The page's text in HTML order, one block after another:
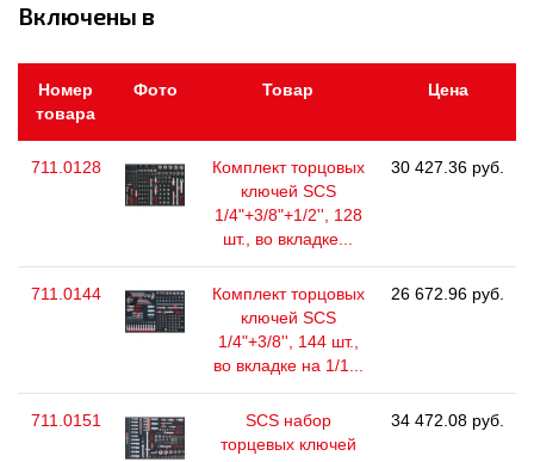
Включены в
Номер
товара
Фото Товар Цена
711.0128
Комплект торцовых
ключей SCS
1/4"+3/8"+1/2'', 128
шт., во вкладке...
30 427.36 руб.
711.0144
Комплект торцовых
ключей SCS
1/4"+3/8'', 144 шт.,
во вкладке на 1/1...
26 672.96 руб.
711.0151
SCS набор
торцевых ключей
34 472.08 руб.